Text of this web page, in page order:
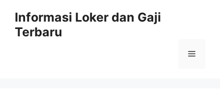
content
Informasi Loker dan Gaji
Terbaru
Menu